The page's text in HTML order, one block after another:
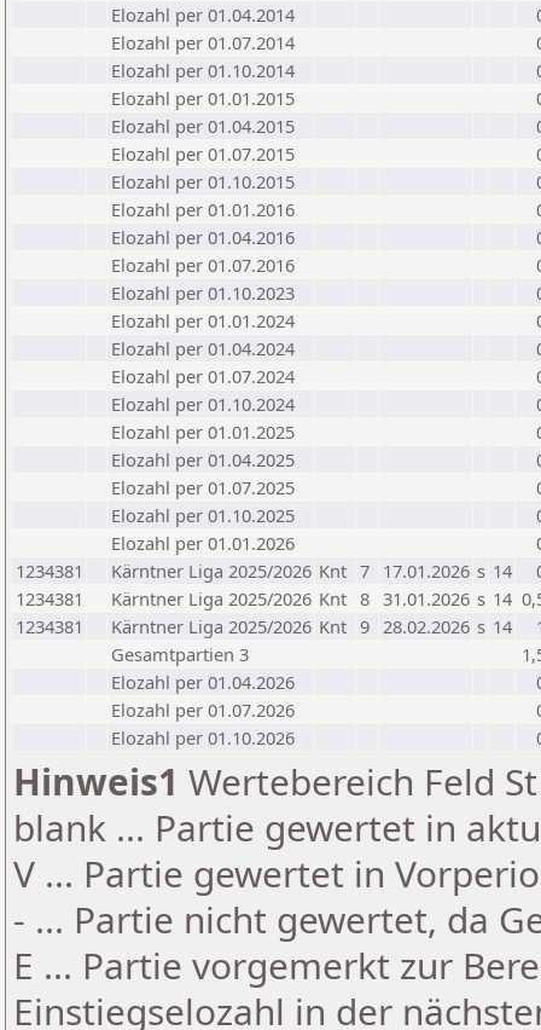
Elozahl per 01.04.2014
Elozahl per 01.07.2014
Elozahl per 01.10.2014
Elozahl per 01.01.2015
Elozahl per 01.04.2015
Elozahl per 01.07.2015
Elozahl per 01.10.2015
Elozahl per 01.01.2016
Elozahl per 01.04.2016
Elozahl per 01.07.2016
Elozahl per 01.10.2023
Elozahl per 01.01.2024
Elozahl per 01.04.2024
Elozahl per 01.07.2024
Elozahl per 01.10.2024
Elozahl per 01.01.2025
Elozahl per 01.04.2025
Elozahl per 01.07.2025
Elozahl per 01.10.2025
Elozahl per 01.01.2026
1234381
Kärntner Liga 2025/2026 Knt 7 17.01.2026 s 14
1234381
Kärntner Liga 2025/2026 Knt 8 31.01.2026 s 14
1234381
Kärntner Liga 2025/2026 Knt 9 28.02.2026 s 14
Gesamtpartien 3
Elozahl per 01.04.2026
Elozahl per 01.07.2026
Elozahl per 01.10.2026
Hinweis1 Wertebereich Feld
blank ... Partie gewertet in
V ... Partie gewertet in
- ... Partie nicht gewertet, da
E ... Partie vorgemerkt zur
Einstiegselozahl in der